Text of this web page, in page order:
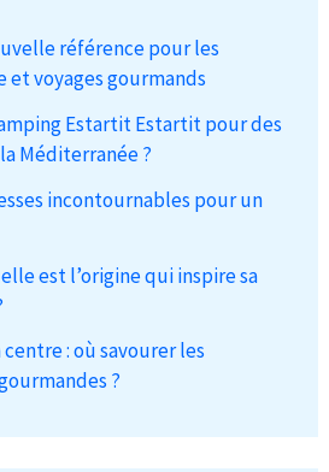
référence pour les
et voyages gourmands
Estartit Estartit pour des
Méditerranée ?
incontournables pour un
est l’origine qui inspire sa
: où savourer les
?